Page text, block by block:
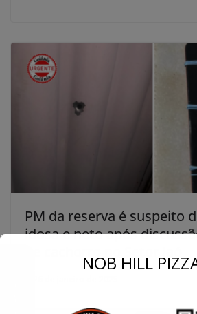
PM da reserva é suspeito
idosa e neto após
NOB HILL